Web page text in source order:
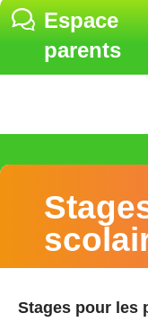
Espace
parents
Stages pour les